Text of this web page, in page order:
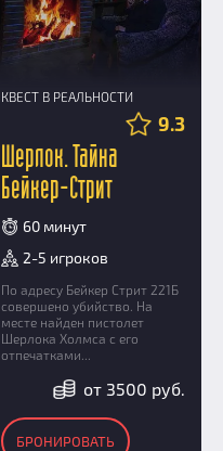
КВЕСТ В РЕАЛЬНОСТИ
9.3
Шерлок. Тайна
Бейкер-Стрит
60 минут
2-5 игроков
По адресу Бейкер Стрит 221Б
совершено убийство. На
месте найден пистолет
Шерлока Холмса с его
отпечатками...
от 3500 руб.
БРОНИРОВАТЬ